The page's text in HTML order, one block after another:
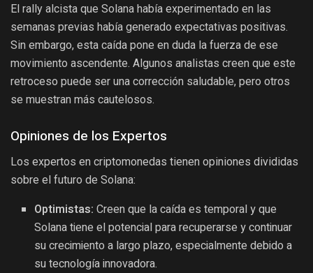
El rally alcista que Solana había experimentado en las
semanas previas había generado expectativas positivas.
Sin embargo, esta caída pone en duda la fuerza de ese
movimiento ascendente. Algunos analistas creen que este
retroceso puede ser una corrección saludable, pero otros
se muestran más cautelosos.
Opiniones de los Expertos
Los expertos en criptomonedas tienen opiniones divididas
sobre el futuro de Solana:
Optimistas: Creen que la caída es temporal y que
Solana tiene el potencial para recuperarse y continuar
su crecimiento a largo plazo, especialmente debido a
su tecnología innovadora.